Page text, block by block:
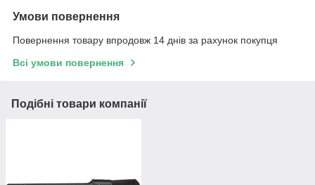
Умови повернення
Повернення товару впродовж 14 днів за рахунок покупця
Всі умови повернення
Подібні товари компанії